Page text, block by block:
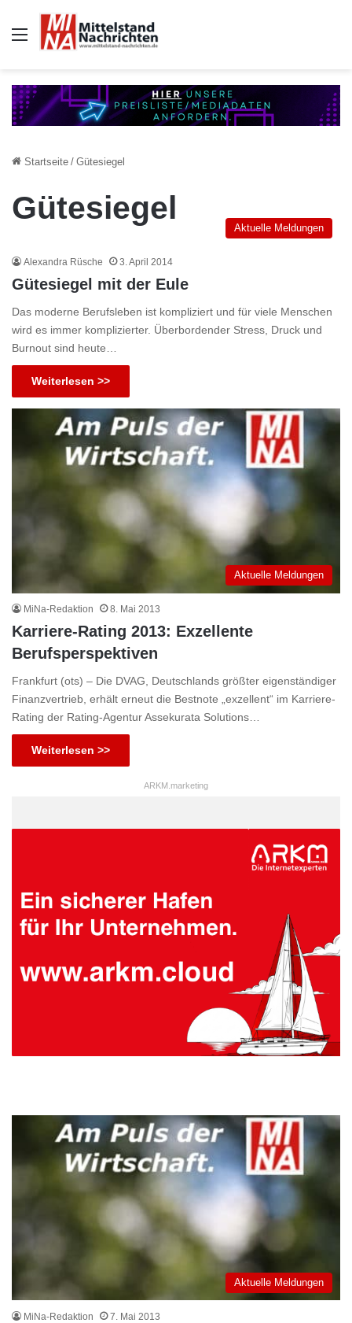
Auswahl
Startseite / Gütesiegel
Gütesiegel
Aktuelle Meldungen
Alexandra Rüsche 3. April 2014
Gütesiegel mit der Eule
Das moderne Berufsleben ist kompliziert und für viele Menschen
wird es immer komplizierter. Überbordender Stress, Druck und
Burnout sind heute…
Weiterlesen >>
Aktuelle Meldungen
MiNa-Redaktion 8. Mai 2013
Karriere-Rating 2013: Exzellente
Berufsperspektiven
Frankfurt (ots) – Die DVAG, Deutschlands größter eigenständiger
Finanzvertrieb, erhält erneut die Bestnote „exzellent“ im Karriere-
Rating der Rating-Agentur Assekurata Solutions…
Weiterlesen >>
ARKM.marketing
Aktuelle Meldungen
MiNa-Redaktion 7. Mai 2013